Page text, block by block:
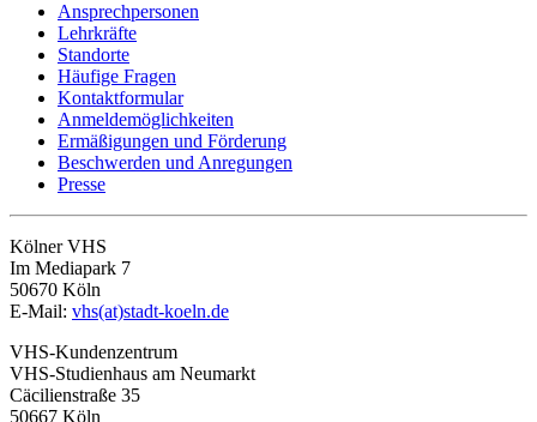
Ansprechpersonen
Lehrkräfte
Standorte
Häufige Fragen
Kontaktformular
Anmeldemöglichkeiten
Ermäßigungen und Förderung
Beschwerden und Anregungen
Presse
Kölner VHS
Im Mediapark 7
50670 Köln
E-Mail: vhs(at)stadt-koeln.de
VHS-Kundenzentrum
VHS-Studienhaus am Neumarkt
Cäcilienstraße 35
50667 Köln